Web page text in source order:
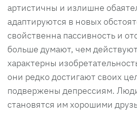
артистичны и излишне
адаптируются в новых
свойственна пассивность и
больше думают, чем
характерны
они редко достигают своих
подвержены депрессиям.
становятся им хорошими